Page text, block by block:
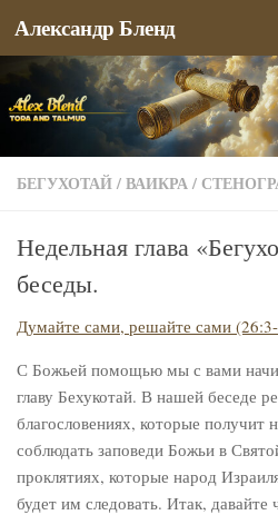
Перейти к содержимому
Александр Бленд
БЕГУХОТАЙ/ВАИКРА/
Недельная глава
беседы.
Думайте сами, решайте сами
С Божьей помощью мы с вами
главу Бехукотай. В нашей беседе
благословениях, которые получит
соблюдать заповеди Божьи в
проклятиях, которые народ
будет им следовать. Итак, давайте